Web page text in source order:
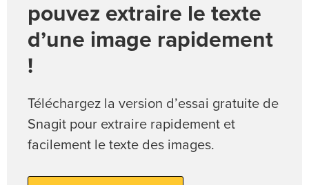
pouvez extraire le texte
d’une image rapidement
!
Téléchargez la version d’essai gratuite de
Snagit pour extraire rapidement et
facilement le texte des images.